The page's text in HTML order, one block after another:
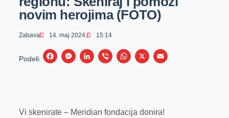
novim herojima (FOTO)
Zabava 14. maj 2024. 15:14
Podeli:
F
b
M
e
L
e
V
r
W
s
X
E
Vi skenirate – Meridian fondacija donira!